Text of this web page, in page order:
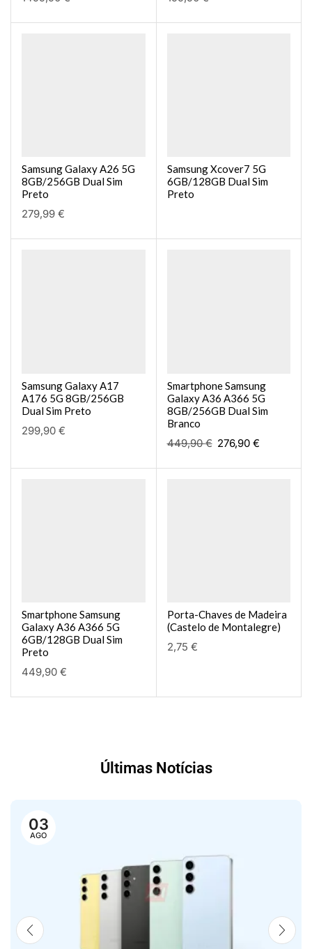
Samsung Galaxy A26 5G
8GB/256GB Dual Sim
Preto
279,99 €
Samsung Xcover7 5G
6GB/128GB Dual Sim
Preto
Samsung Galaxy A17
A176 5G 8GB/256GB
Dual Sim Preto
299,90 €
Smartphone Samsung
Galaxy A36 A366 5G
8GB/256GB Dual Sim
Branco
449,90€ 276,90 €
Smartphone Samsung
Galaxy A36 A366 5G
6GB/128GB Dual Sim
Preto
449,90 €
Porta-Chaves de Madeira
(Castelo de Montalegre)
2,75 €
Últimas Notícias
03
AGO